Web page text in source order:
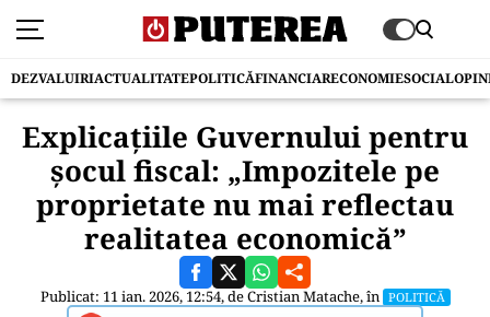
DEZVALUIRIACTUALITATEPOLITICĂFINANCIARECONOMIESOCIAL
Explicațiile Guvernului pentru
șocul fiscal: „Impozitele pe
proprietate nu mai reflectau
realitatea economică”
Publicat: 11 ian. 2026, 12:54, deCristian Matache, în POLITICĂ